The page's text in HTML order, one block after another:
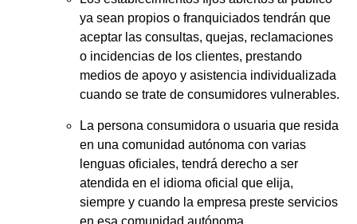
ya sean propios o franquiciados tendrán que
aceptar las consultas, quejas, reclamaciones
o incidencias de los clientes, prestando
medios de apoyo y asistencia individualizada
cuando se trate de consumidores vulnerables.
La persona consumidora o usuaria que resida
en una comunidad autónoma con varias
lenguas oficiales, tendrá derecho a ser
atendida en el idioma oficial que elija,
siempre y cuando la empresa preste servicios
en esa comunidad autónoma.